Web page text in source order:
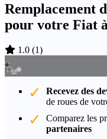
Remplacement
pour votre Fiat
1.0 (1)
Recevez des
de roues de
Comparez les
partenaires